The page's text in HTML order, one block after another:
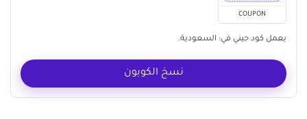
COUPON
يعمل كود جيني في: السعودية.
نسخ الكوبون